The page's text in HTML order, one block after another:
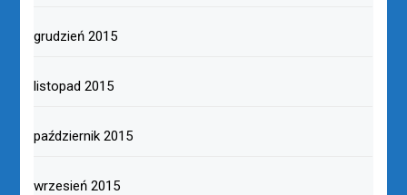
grudzień 2015
listopad 2015
październik 2015
wrzesień 2015